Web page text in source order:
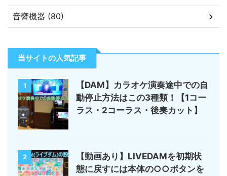
音響機器 (80)
当サイトの人気記事
1
【DAM】カラオケ演奏途中での自
動停止方法はこの3種類！【1コー
ラス・2コーラス・後奏カット】
2
【動画あり】LIVEDAMを初期状
態に戻すには本体の○○ボタンを